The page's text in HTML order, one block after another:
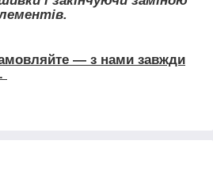
― з нами завжди